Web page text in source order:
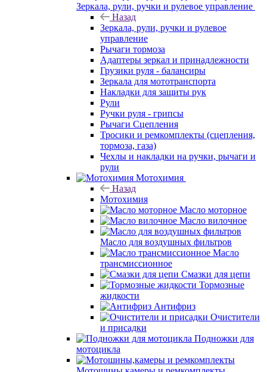
Зеркала, рули, ручки и рулевое управление
Назад
Зеркала, рули, ручки и рулевое
управление
Рычаги тормоза
Адаптеры зеркал и принадлежности
Грузики руля - балансиры
Зеркала для мототранспорта
Накладки для защиты рук
Рули
Ручки руля - грипсы
Рычаги Сцепления
Тросики и ремкомплекты (сцепления,
тормоза, газа)
Чехлы и накладки на ручки, рычаги и
рули
Мотохимия
Назад
Мотохимия
Масло моторное
Масло вилочное
Масло для воздушных фильтров
Масло
трансмиссионное
Смазки для цепи
Тормозные
жидкости
Антифриз
Очистители
и присадки
Подножки для
мотоцикла